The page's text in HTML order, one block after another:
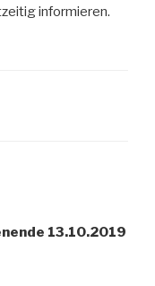
informieren.
13.10.2019